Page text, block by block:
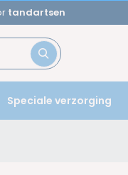
tandartsen
Speciale verzorging